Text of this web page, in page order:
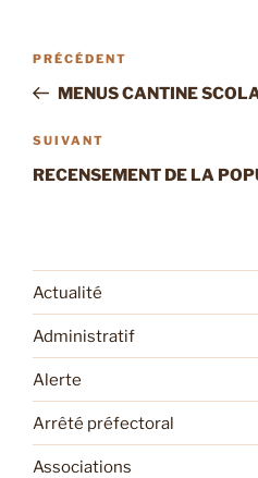
Navigation
l’article
Article
précédent
PRÉCÉDENT
MENUS CANTINE
Article
suivant
SUIVANT
RECENSEMENT DE LA
Actualité
Administratif
Alerte
Arrêté préfectoral
Associations